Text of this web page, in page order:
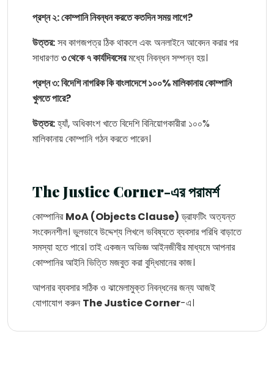
প্রশ্ন ২: কোম্পানি নিবন্ধন করতে কতদিন সময় লাগে?
উত্তর:সব কাগজপত্র ঠিক থাকলে এবং অনলাইনে আবেদন করার পর
সাধারণত৩ থেকে ৭ কার্যদিবসেরমধ্যে নিবন্ধন সম্পন্ন হয়।
প্রশ্ন ৩: বিদেশি নাগরিক কি বাংলাদেশে ১০০% মালিকানায় কোম্পানি
খুলতে পারে?
উত্তর:হ্যাঁ, অধিকাংশ খাতে বিদেশি বিনিয়োগকারীরা ১০০%
মালিকানায় কোম্পানি গঠন করতে পারেন।
The Justice Corner-এর পরামর্শ
কোম্পানিরMoA (Objects Clause)ড্রাফটিং অত্যন্ত
সংবেদনশীল। ভুলভাবে উদ্দেশ্য লিখলে ভবিষ্যতে ব্যবসার পরিধি বাড়াতে
সমস্যা হতে পারে। তাই একজন অভিজ্ঞ আইনজীবীর মাধ্যমে আপনার
কোম্পানির আইনি ভিত্তি মজবুত করা বুদ্ধিমানের কাজ।
আপনার ব্যবসার সঠিক ও ঝামেলামুক্ত নিবন্ধনের জন্য আজই
যোগাযোগ করুন The Justice Corner-এ।